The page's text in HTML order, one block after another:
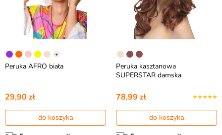
+
Peruka AFRO biała
29,90 zł
do koszyka
Peruka kasztanowa
SUPERSTAR damska
78,99 zł
do koszyka